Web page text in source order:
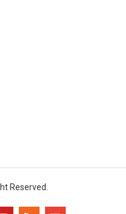
Reserved.